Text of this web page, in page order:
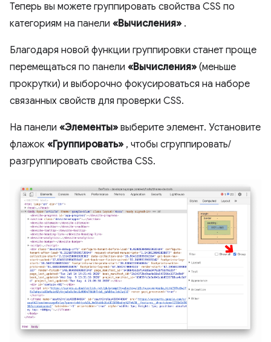
Теперь вы можете группировать свойства CSS по
категориям на панели «Вычисления» .
Благодаря новой функции группировки станет проще
перемещаться по панели «Вычисления» (меньше
прокрутки) и выборочно фокусироваться на наборе
связанных свойств для проверки CSS.
На панели «Элементы» выберите элемент. Установите
флажок «Группировать» , чтобы сгруппировать/
разгруппировать свойства CSS.